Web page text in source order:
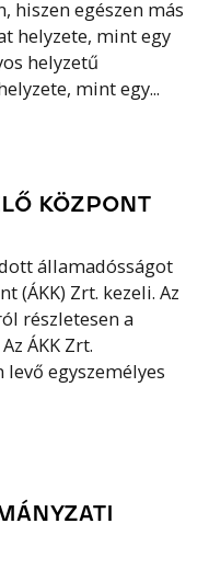
hiszen egészen más
helyzete, mint egy
helyzetű
mint egy...
KÖZPONT
államadósságot
(ÁKK) Zrt. kezeli. Az
részletesen a
ÁKK Zrt.
egyszemélyes